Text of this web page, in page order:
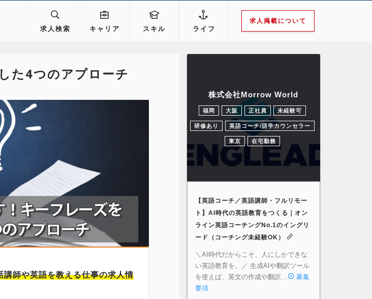
求人検索 キャリア スキル ライフ
求人掲載について
た4つのアプローチ
講師や英語を教える仕事の求人情
株式会社Morrow World
福岡 大阪 正社員 未経験可
研修あり 英語コーチ/語学カウンセラー
東京 在宅勤務
【英語コーチ／英語講師・フルリモー
ト】AI時代の英語教育をつくる｜オン
ライン英語コーチングNo.1のイングリ
ード（コーチング未経験OK）
＼AI時代だからこそ、人にしかできな
い英語教育を。／ 生成AIや翻訳ツール
を使えば、英文の作成や翻訳…
募集
要項